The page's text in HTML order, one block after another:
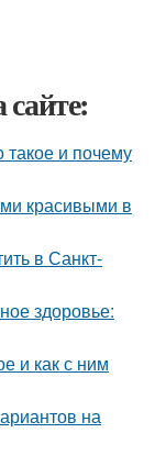
и почему
красивыми в
в Санкт-
здоровье:
и как с ним
на